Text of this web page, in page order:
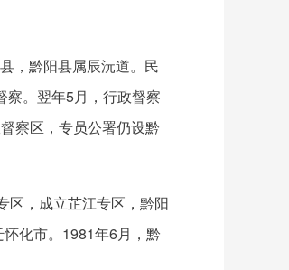
，黔阳县属辰沅道。民
察。翌年5月，行政督察
察区，专员公署仍设黔
区，成立芷江专区，黔阳
化市。1981年6月，黔